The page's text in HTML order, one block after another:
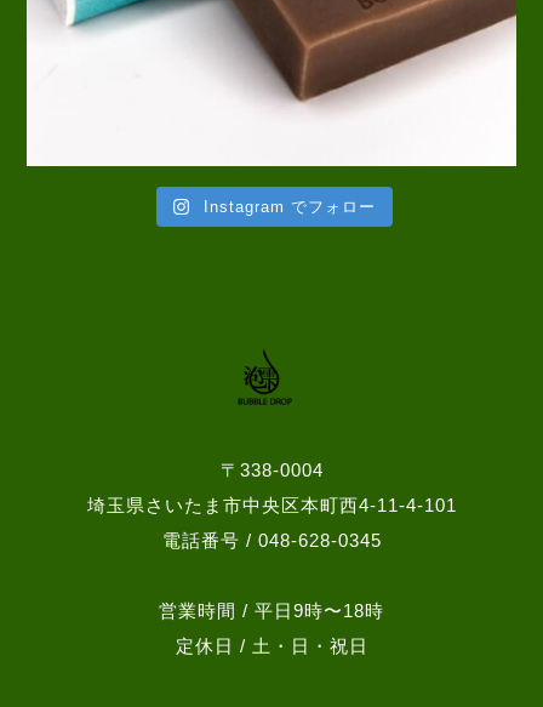
〒338-0004
埼玉県さいたま市中央区本町西4-11-4-101
電話番号 / 048-628-0345
営業時間 / 平日9時〜18時
定休日 / 土・日・祝日
Instagram でフォロー